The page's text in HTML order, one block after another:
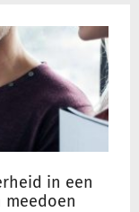
in een
meedoen